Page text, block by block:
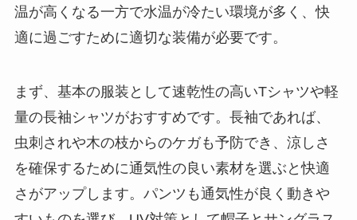
温が高くなる一方で水温が冷たい環境が多く、快
適に過ごすために適切な装備が必要です。
まず、基本の服装として速乾性の高いTシャツや軽
量の長袖シャツがおすすめです。長袖であれば、
虫刺されや木の枝からのケガも予防でき、涼しさ
を確保するために通気性の良い素材を選ぶと快適
さがアップします。パンツも通気性が良く動きや